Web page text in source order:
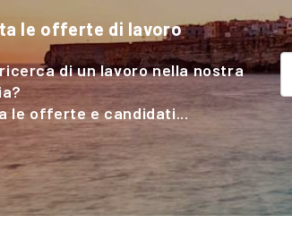
le offerte di lavoro
di un lavoro nella nostra
le offerte e candidati...
nel Settore Agricolo ?
di un lavoro nella nostra
le offerte e candidati...